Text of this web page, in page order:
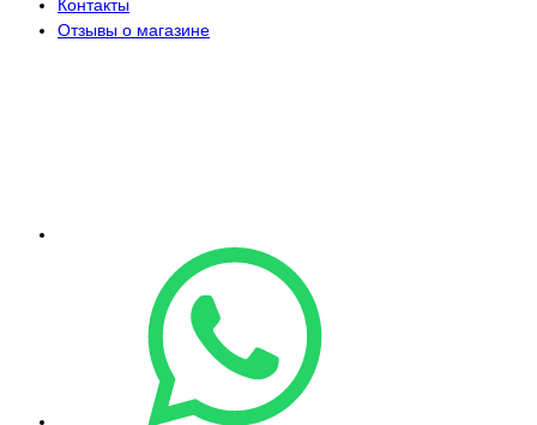
Контакты
Отзывы о магазине